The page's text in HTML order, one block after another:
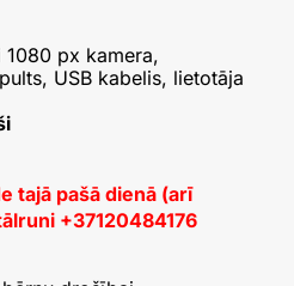
px kamera,
USB kabelis, lietotāja
tajā pašā dienā (arī
+37120484176